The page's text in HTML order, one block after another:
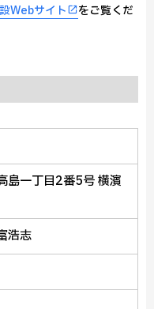
Webサイト
をご覧くだ
島一丁目2番5号 横濱
浩志